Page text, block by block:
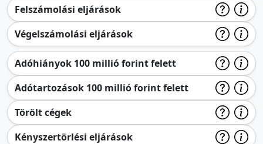
Felszámolási eljárások
Végelszámolási eljárások
Adóhiányok 100 millió forint felett
Adótartozások 100 millió forint felett
Törölt cégek
Kényszertörlési eljárások